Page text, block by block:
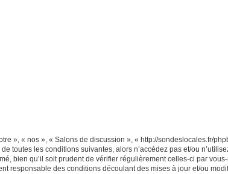
», « nos », « Salons de discussion », « http://sondeslocales.fr/
toutes les conditions suivantes, alors n’accédez pas et/ou
bien qu’il soit prudent de vérifier régulièrement celles-ci par
responsable des conditions découlant des mises à jour et/ou